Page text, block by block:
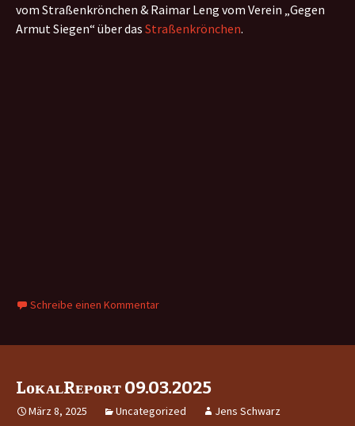
vom Straßenkrönchen & Raimar Leng vom Verein „Gegen
Armut Siegen“ über das Straßenkrönchen.
Schreibe einen Kommentar
LᴏᴋᴀʟRᴇᴘᴏʀᴛ 09.03.2025
März 8, 2025 Uncategorized Jens Schwarz